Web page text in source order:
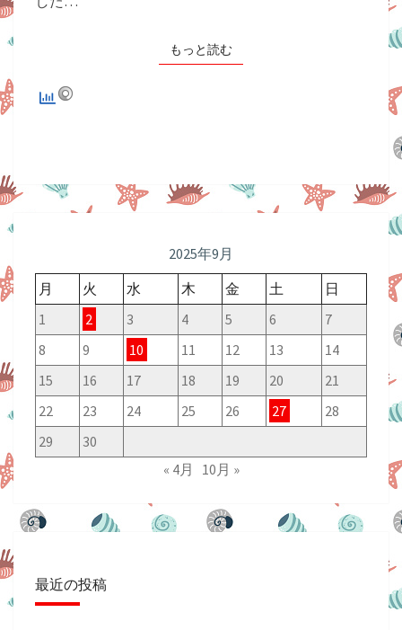
もっと読むもっと読む
2025年9月
月
火 水 木 金 土
日
1
2 3 4 5 6
7
8
9 10 11 12 13
14
15
16 17 18 19 20
21
22
23 24 25 26 27
28
29
30
« 4月
10月 »
最近の投稿